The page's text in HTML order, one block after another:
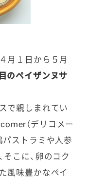
月１日から５月
のペイザンヌサ
で親しまれてい
（デリコメー
パストラミや人参
そこに、卵のコク
風味豊かなペイ